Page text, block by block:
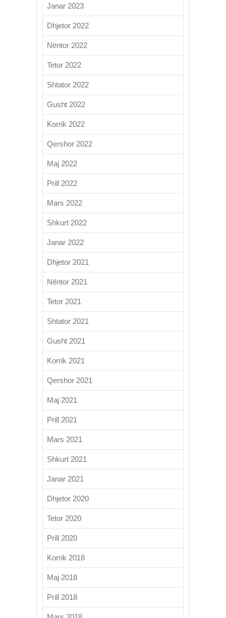
Janar 2023
Dhjetor 2022
Nëntor 2022
Tetor 2022
Shtator 2022
Gusht 2022
Korrik 2022
Qershor 2022
Maj 2022
Prill 2022
Mars 2022
Shkurt 2022
Janar 2022
Dhjetor 2021
Nëntor 2021
Tetor 2021
Shtator 2021
Gusht 2021
Korrik 2021
Qershor 2021
Maj 2021
Prill 2021
Mars 2021
Shkurt 2021
Janar 2021
Dhjetor 2020
Tetor 2020
Prill 2020
Korrik 2018
Maj 2018
Prill 2018